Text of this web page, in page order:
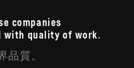
companies
with quality of work.
品質。